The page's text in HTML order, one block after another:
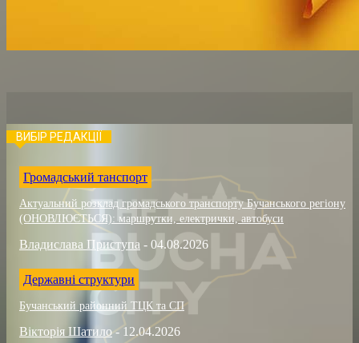
ВИБІР РЕДАКЦІЇ
Громадський танспорт
Актуальний розклад громадського транспорту Бучанського регіону
(ОНОВЛЮЄТЬСЯ): маршрутки, електрички, автобуси
Владислава Приступа - 04.08.2026
Державні структури
Бучанський районний ТЦК та СП
Вікторія Шатило - 12.04.2026